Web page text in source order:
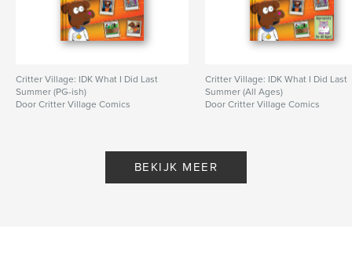
Critter Village: IDK What I Did Last
Summer (PG-ish)
Door Critter Village Comics
Critter Village: IDK What I Did Last
Summer (All Ages)
Door Critter Village Comics
BEKIJK MEER